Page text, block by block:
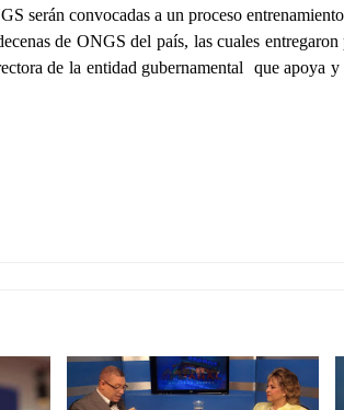
serán convocadas a un proceso
de ONGS del país, las cuales
de la entidad gubernamental
que apoya y